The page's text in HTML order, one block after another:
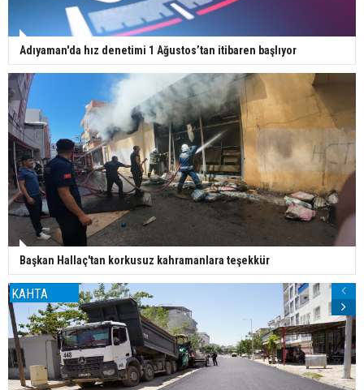
Adıyaman'da hız denetimi 1 Ağustos’tan itibaren başlıyor
Başkan Hallaç'tan korkusuz kahramanlara teşekkür
KAHTA